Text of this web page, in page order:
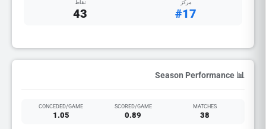
مركز
#17
نقاط
43
📊 Season Performance
MATCHES
38
SCORED/GAME
0.89
CONCEDED/GAME
1.05